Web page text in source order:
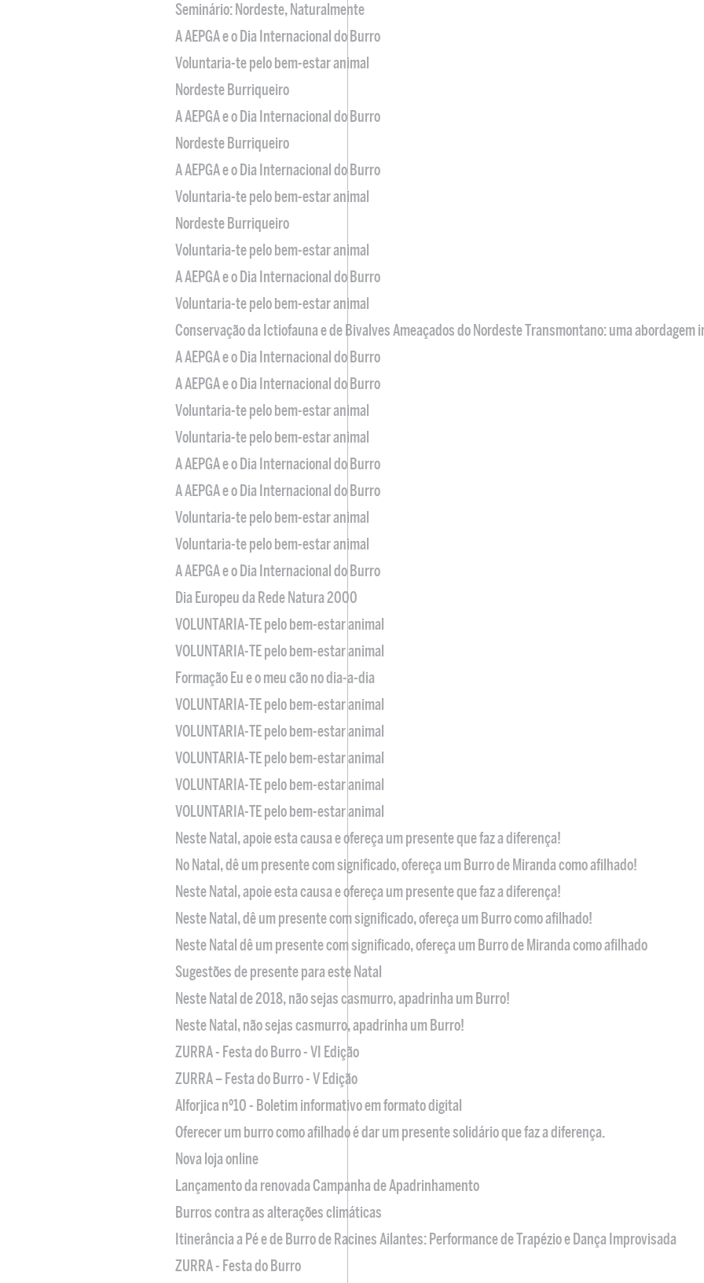
Seminário: Nordeste, Naturalmente
A AEPGA e o Dia Internacional do Burro
Voluntaria-te pelo bem-estar animal
Nordeste Burriqueiro
A AEPGA e o Dia Internacional do Burro
Nordeste Burriqueiro
A AEPGA e o Dia Internacional do Burro
Voluntaria-te pelo bem-estar animal
Nordeste Burriqueiro
Voluntaria-te pelo bem-estar animal
A AEPGA e o Dia Internacional do Burro
Voluntaria-te pelo bem-estar animal
Conservação da Ictiofauna e de Bivalves Ameaçados do Nordeste Transmontano: uma abordagem
A AEPGA e o Dia Internacional do Burro
A AEPGA e o Dia Internacional do Burro
Voluntaria-te pelo bem-estar animal
Voluntaria-te pelo bem-estar animal
A AEPGA e o Dia Internacional do Burro
A AEPGA e o Dia Internacional do Burro
Voluntaria-te pelo bem-estar animal
Voluntaria-te pelo bem-estar animal
A AEPGA e o Dia Internacional do Burro
Dia Europeu da Rede Natura 2000
VOLUNTARIA-TE pelo bem-estar animal
VOLUNTARIA-TE pelo bem-estar animal
Formação Eu e o meu cão no dia-a-dia
VOLUNTARIA-TE pelo bem-estar animal
VOLUNTARIA-TE pelo bem-estar animal
VOLUNTARIA-TE pelo bem-estar animal
VOLUNTARIA-TE pelo bem-estar animal
VOLUNTARIA-TE pelo bem-estar animal
Neste Natal, apoie esta causa e ofereça um presente que faz a diferença!
No Natal, dê um presente com significado, ofereça um Burro de Miranda como afilhado!
Neste Natal, apoie esta causa e ofereça um presente que faz a diferença!
Neste Natal, dê um presente com significado, ofereça um Burro como afilhado!
Neste Natal dê um presente com significado, ofereça um Burro de Miranda como afilhado
Sugestões de presente para este Natal
Neste Natal de 2018, não sejas casmurro, apadrinha um Burro!
Neste Natal, não sejas casmurro, apadrinha um Burro!
ZURRA - Festa do Burro - VI Edição
ZURRA – Festa do Burro - V Edição
Alforjica nº10 - Boletim informativo em formato digital
Oferecer um burro como afilhado é dar um presente solidário que faz a diferença.
Nova loja online
Lançamento da renovada Campanha de Apadrinhamento
Burros contra as alterações climáticas
Itinerância a Pé e de Burro de Racines Ailantes: Performance de Trapézio e Dança Improvisada
ZURRA - Festa do Burro